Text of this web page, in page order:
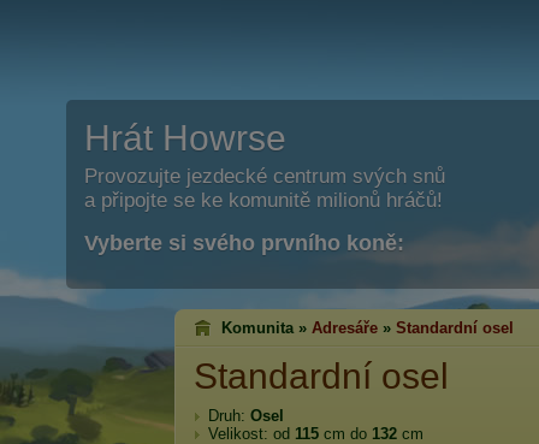
Hrát Howrse
Provozujte jezdecké centrum svých snů
a připojte se ke komunitě milionů hráčů!
Vyberte si svého prvního koně:
Komunita » Adresáře » Standardní osel
Standardní osel
Druh: Osel
Velikost: od 115 cm do 132 cm